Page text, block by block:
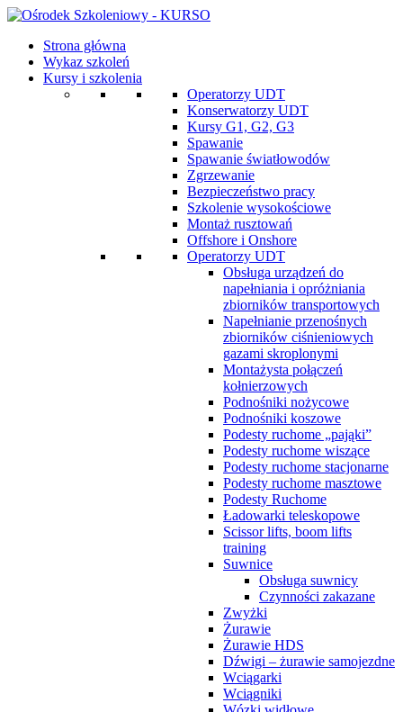
Strona główna
Wykaz szkoleń
Kursy i szkolenia
Operatorzy UDT
Konserwatorzy UDT
Kursy G1, G2, G3
Spawanie
Spawanie światłowodów
Zgrzewanie
Bezpieczeństwo pracy
Szkolenie wysokościowe
Montaż rusztowań
Offshore i Onshore
Operatorzy UDT
Obsługa urządzeń do
napełniania i opróżniania
zbiorników transportowych
Napełnianie przenośnych
zbiorników ciśnieniowych
gazami skroplonymi
Montażysta połączeń
kołnierzowych
Podnośniki nożycowe
Podnośniki koszowe
Podesty ruchome „pająki”
Podesty ruchome wiszące
Podesty ruchome stacjonarne
Podesty ruchome masztowe
Podesty Ruchome
Ładowarki teleskopowe
Scissor lifts, boom lifts
training
Suwnice
Obsługa suwnicy
Czynności zakazane
Zwyżki
Żurawie
Żurawie HDS
Dźwigi – żurawie samojezdne
Wciągarki
Wciągniki